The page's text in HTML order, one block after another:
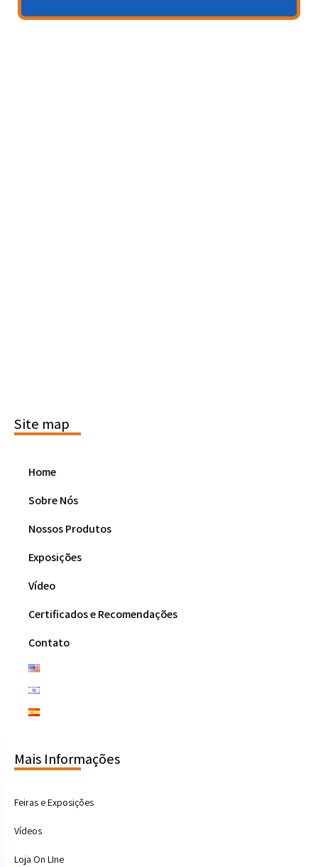
Site map
Home
Sobre Nós
Nossos Produtos
Exposições
Vídeo
Certificados e Recomendações
Contato
Mais Informações
Feiras e Exposições
Vídeos
Loja On LIne